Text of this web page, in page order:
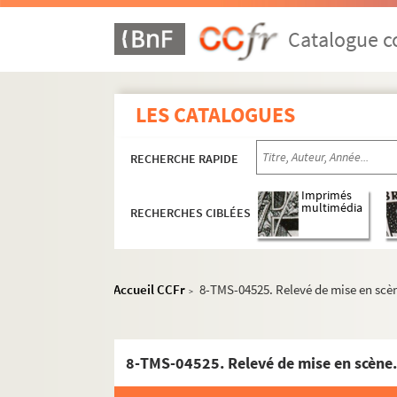
Catalogue
LES CATALOGUES
RECHERCHE RAPIDE
RECHERCHES CIBLÉES
Imprimés
multimédia
Accueil CCFr > 8-TMS-04525. Relevé de mise en
8-TMS-04525. Relevé de mise en
Marcel Achard. Noix de coco : comédie en 3
Claude-André Puget, Pierre Bost. Un
Paul Ferrier. Nos députés en robe de
Victorien Sardou. Nos intimes : comédie en
Edmond Guiraud. Nos vingt ans : comédie
Fernand Nozière. Notre amour : pièce en 3
Paul Foucher, Paul Meurice. Notre Dame
Simon Gantillon. Notre Dame des songes :
René Catroux. Nous entrerons dans la
Paul Vialar. Nous ne sommes pas si forts :